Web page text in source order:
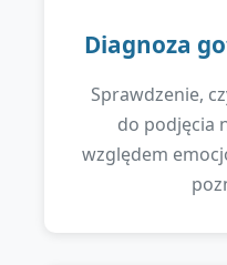
Diagnoza
Sprawdzenie,
do podjęcia
względem